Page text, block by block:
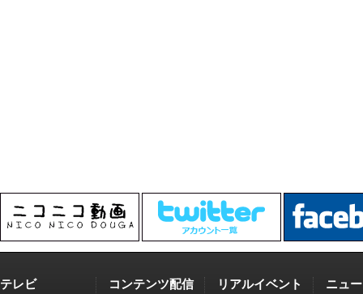
テレビ コンテンツ配信 リアルイベント ニュ